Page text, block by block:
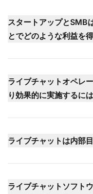
スタートアップとSMB
とでどのような利益を
ライブチャットオペレ
り効果的に実施するに
ライブチャットは内部
ライブチャットソフト